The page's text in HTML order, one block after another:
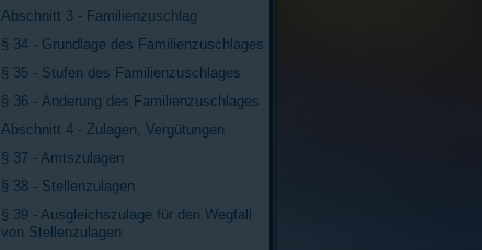
Abschnitt 3 - Familienzuschlag
§ 34 - Grundlage des Familienzuschlages
§ 35 - Stufen des Familienzuschlages
§ 36 - Änderung des Familienzuschlages
Abschnitt 4 - Zulagen, Vergütungen
§ 37 - Amtszulagen
§ 38 - Stellenzulagen
§ 39 - Ausgleichszulage für den Wegfall
von Stellenzulagen